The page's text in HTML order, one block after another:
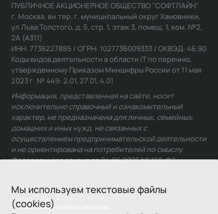
Мы используем текстовые файлы
(cookies)
Связаться с отделом качества
ПУБЛИЧНОЕ АКЦИОНЕРНОЕ ОБЩЕСТВО "СОФТЛАЙН"
г. Москва, вн.тер. г. муниципальный округ Хамовники,
ул Льва Толстого, д. 5, стр. 1, этаж 3, помещ. 1, ком. №2,
2А (А311)
ИНН: 7736227885 / ОГРН: 1027736009333 / ОКВЭД: 46.90
Коды видов деятельности в области IT по перечню,
утвержденному Приказом Минцифры России от 11 мая
2023 г. № 449: 2.01, 27.01, 4.01
Информация, представленная на сайте, носит
исключительно справочный и ознакомительный
характер, не предназначена для личных, семейных,
домашних и иных нужд, не связанных с
осуществлением предпринимательской деятельности
и не ориентирована на потребителей по смыслу
Федерального закона от 24.06.2025 № 168-ФЗ.